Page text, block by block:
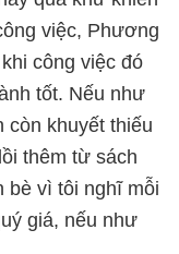
việc, Phương
công việc đó
tốt. Nếu như
còn khuyết thiếu
thêm từ sách
bè vì tôi nghĩ mỗi
giá, nếu như